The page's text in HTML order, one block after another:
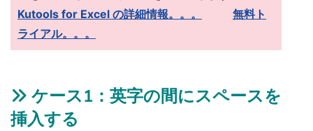
Kutools for Excel の詳細情報。。。
無料ト
ライアル。。。
ケース1：英字の間にスペースを
挿入する